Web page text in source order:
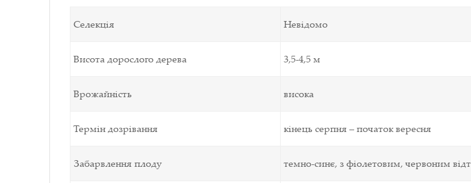
Селекція Невідомо
Висота дорослого дерева 3,5-4,5 м
Врожайність висока
Термін дозрівання кінець серпня – початок вересня
Забарвлення плоду темно-синє, з фіолетовим, червоним